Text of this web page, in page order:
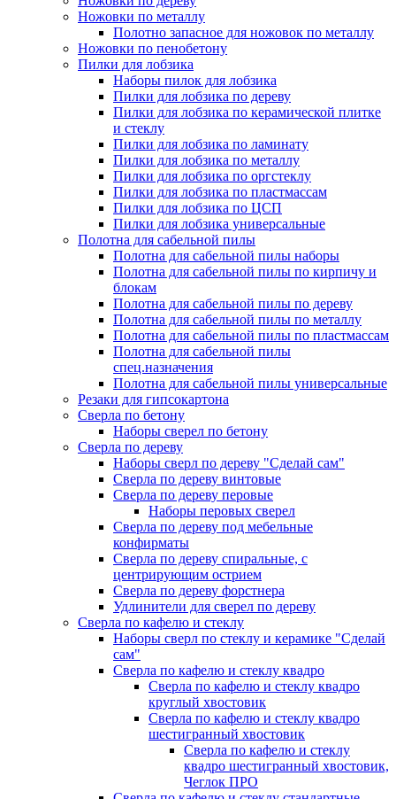
Ножовки по металлу
Полотно запасное для ножовок по металлу
Ножовки по пенобетону
Пилки для лобзика
Наборы пилок для лобзика
Пилки для лобзика по дереву
Пилки для лобзика по керамической плитке
и стеклу
Пилки для лобзика по ламинату
Пилки для лобзика по металлу
Пилки для лобзика по оргстеклу
Пилки для лобзика по пластмассам
Пилки для лобзика по ЦСП
Пилки для лобзика универсальные
Полотна для сабельной пилы
Полотна для сабельной пилы наборы
Полотна для сабельной пилы по кирпичу и
блокам
Полотна для сабельной пилы по дереву
Полотна для сабельной пилы по металлу
Полотна для сабельной пилы по пластмассам
Полотна для сабельной пилы
спец.назначения
Полотна для сабельной пилы универсальные
Резаки для гипсокартона
Сверла по бетону
Наборы сверел по бетону
Сверла по дереву
Наборы сверл по дереву "Сделай сам"
Сверла по дереву винтовые
Сверла по дереву перовые
Наборы перовых сверел
Сверла по дереву под мебельные
конфирматы
Сверла по дереву спиральные, с
центрирующим острием
Сверла по дереву форстнера
Удлинители для сверел по дереву
Сверла по кафелю и стеклу
Наборы сверл по стеклу и керамике "Сделай
сам"
Сверла по кафелю и стеклу квадро
Сверла по кафелю и стеклу квадро
круглый хвостовик
Сверла по кафелю и стеклу квадро
шестигранный хвостовик
Сверла по кафелю и стеклу
квадро шестигранный хвостовик,
Чеглок ПРО